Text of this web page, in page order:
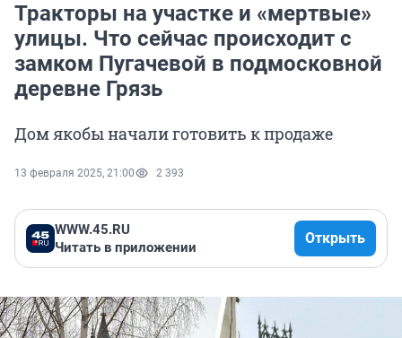
Тракторы на участке и «мертвые»
улицы. Что сейчас происходит с
замком Пугачевой в подмосковной
деревне Грязь
Дом якобы начали готовить к продаже
13 февраля 2025, 21:00 2 393
WWW.45.RU
Читать в приложении
Открыть